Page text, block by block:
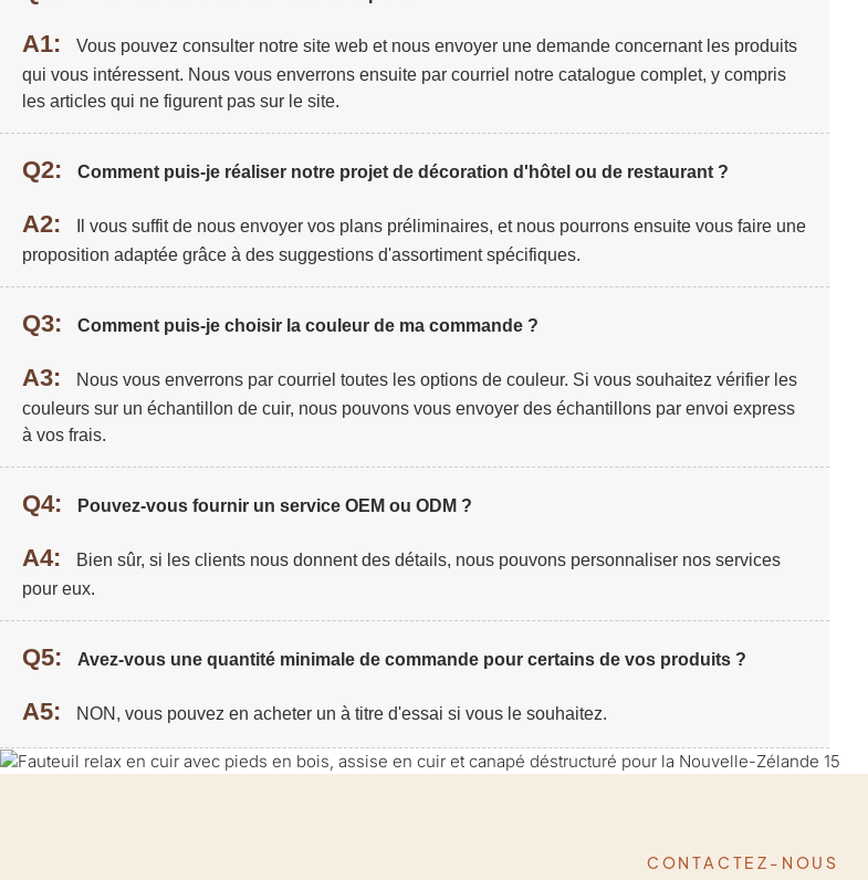
A1:
Vous pouvez consulter notre site web et nous envoyer une demande concernant les produits
qui vous intéressent. Nous vous enverrons ensuite par courriel notre catalogue complet, y compris
les articles qui ne figurent pas sur le site.
Q2: Comment puis-je réaliser notre projet de décoration d'hôtel ou de restaurant ?
A2:
Il vous suffit de nous envoyer vos plans préliminaires, et nous pourrons ensuite vous faire une
proposition adaptée grâce à des suggestions d'assortiment spécifiques.
Q3: Comment puis-je choisir la couleur de ma commande ?
A3:
Nous vous enverrons par courriel toutes les options de couleur. Si vous souhaitez vérifier les
couleurs sur un échantillon de cuir, nous pouvons vous envoyer des échantillons par envoi express
à vos frais.
Q4: Pouvez-vous fournir un service OEM ou ODM ?
A4:
Bien sûr, si les clients nous donnent des détails, nous pouvons personnaliser nos services
pour eux.
Q5: Avez-vous une quantité minimale de commande pour certains de vos produits ?
A5: NON, vous pouvez en acheter un à titre d'essai si vous le souhaitez.
CONTACTEZ-NOUS